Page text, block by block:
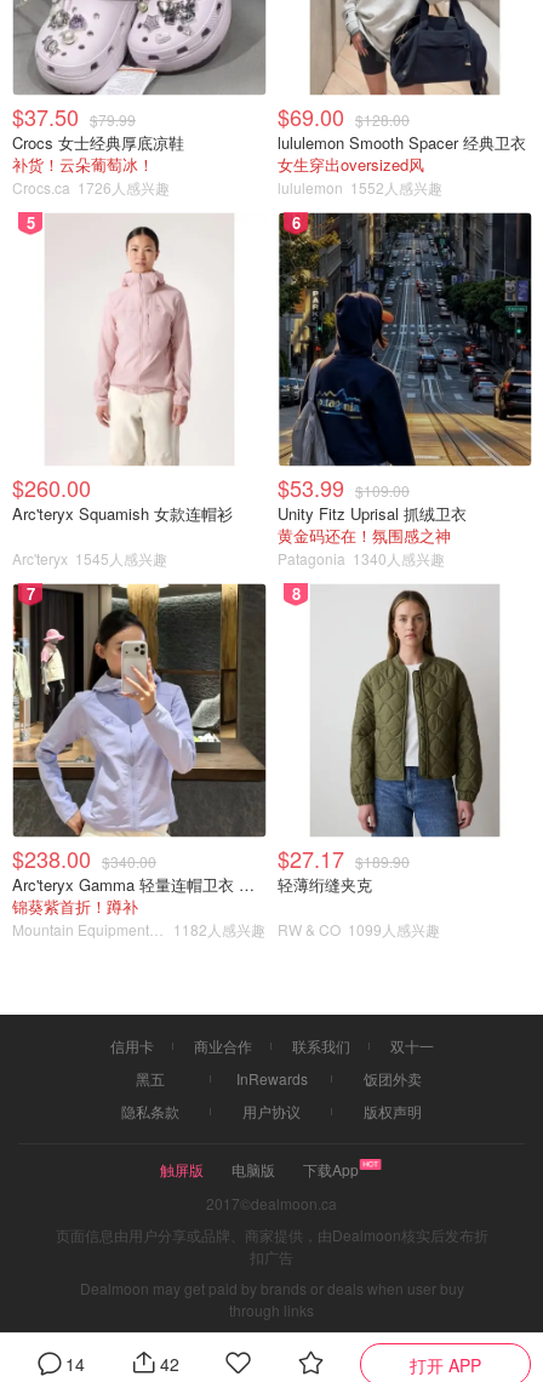
是非常典型的西班牙文艺复兴风格建筑。如果你有在游客中
心购买游览车票，当车路过这片校园的时候，非常建议下来
细细浏览😉学校可以进去参观，要付门票，但是我们当时有
点赶就没进去，据说里面的大穹顶，大吊灯非常复古好看。
校区真的有好多高高的棕榈树啊
$37.50 $79.99
Crocs 女士经典厚底凉鞋
补货！云朵葡萄冰！
Crocs.ca 1726人感兴趣
$69.00 $128.00
lululemon Smooth Spacer 经典卫衣
女生穿出oversized风
lululemon 1552人感兴趣
5
$260.00
Arc'teryx Squamish 女款连帽衫
Arc'teryx 1545人感兴趣
6
$53.99 $109.00
Unity Fitz Uprisal 抓绒卫衣
黄金码还在！氛围感之神
Patagonia 1340人感兴趣
7
$238.00 $340.00
Arc'teryx Gamma 轻量连帽卫衣 女款
锦葵紫首折！蹲补
Mountain Equipment Company 1182人感兴趣
8
$27.17 $189.90
轻薄绗缝夹克
RW & CO 1099人感兴趣
14 42 打开 APP
信用卡 商业合作 联系我们
双十一
黑五
InRewards
饭团外卖
隐私条款
用户协议 版权声明
触屏版 电脑版
下载App
2017©dealmoon.ca
页面信息由用户分享或品牌、商家提供，由Dealmoon核实后发布折
扣广告
Dealmoon may get paid by brands or deals when user buy
through links